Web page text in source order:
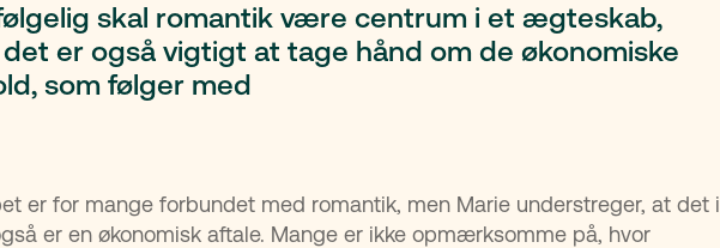
skal romantik være centrum i et ægteskab,
er også vigtigt at tage hånd om de økonomiske
som følger med
er for mange forbundet med romantik, men Marie understreger, at det i
er en økonomisk aftale. Mange er ikke opmærksomme på, hvor